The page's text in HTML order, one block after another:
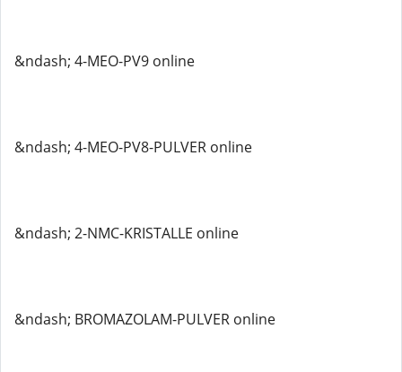
&ndash; 4-MEO-PV9 online
&ndash; 4-MEO-PV8-PULVER online
&ndash; 2-NMC-KRISTALLE online
&ndash; BROMAZOLAM-PULVER online